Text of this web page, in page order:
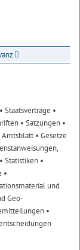
• Staatsverträge •
• Satzungen •
Amtsblatt• Gesetze
• Statistiken •
•
und
Geo-
•